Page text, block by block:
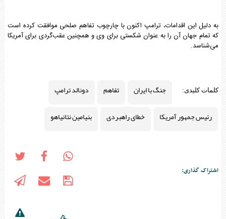
به دلیل این اقدامات، ترامپ اکنون با چارچوب تفاهم صلحی موافقت کرده است
که تمام جهان آن را به عنوان شکستی برای وی و همچنین عقب‌گردی برای آمریکا
می‌شناسد.
کلمات کلیدی: جنگ با ایران تفاهم
دونالد ترامپ
رئیس جمهور آمریکا
خطای راهبردی بنیامین نتانیاهو
اشتراک گذاری: